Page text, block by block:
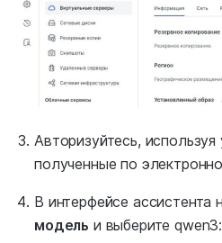
Авторизуйтесь,
полученные по
В интерфейсе ассистента
модель и выберите